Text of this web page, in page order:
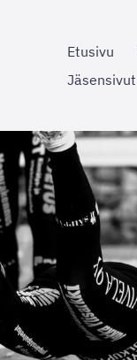
Etusivu
Jäsensivut